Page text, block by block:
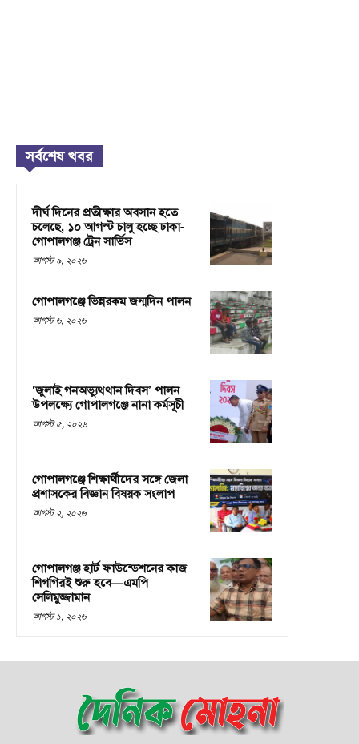
সর্বশেষ খবর
দীর্ঘ দিনের প্রতীক্ষার অবসান হতে
চলেছে, ১০ আগস্ট চালু হচ্ছে ঢাকা-
গোপালগঞ্জ ট্রেন সার্ভিস
আগস্ট ৯, ২০২৬
গোপালগঞ্জে ভিন্নরকম জন্মদিন পালন
আগস্ট ৬, ২০২৬
‘জুলাই গনঅভ্যুথ্থান দিবস’ পালন
উপলক্ষ্যে গোপালগঞ্জে নানা কর্মসূচী
আগস্ট ৫, ২০২৬
গোপালগঞ্জে শিক্ষার্থীদের সঙ্গে জেলা
প্রশাসকের বিজ্ঞান বিষয়ক সংলাপ
আগস্ট ২, ২০২৬
গোপালগঞ্জ হার্ট ফাউন্ডেশনের কাজ
শিগগিরই শুরু হবে—এমপি
সেলিমুজ্জামান
আগস্ট ১, ২০২৬